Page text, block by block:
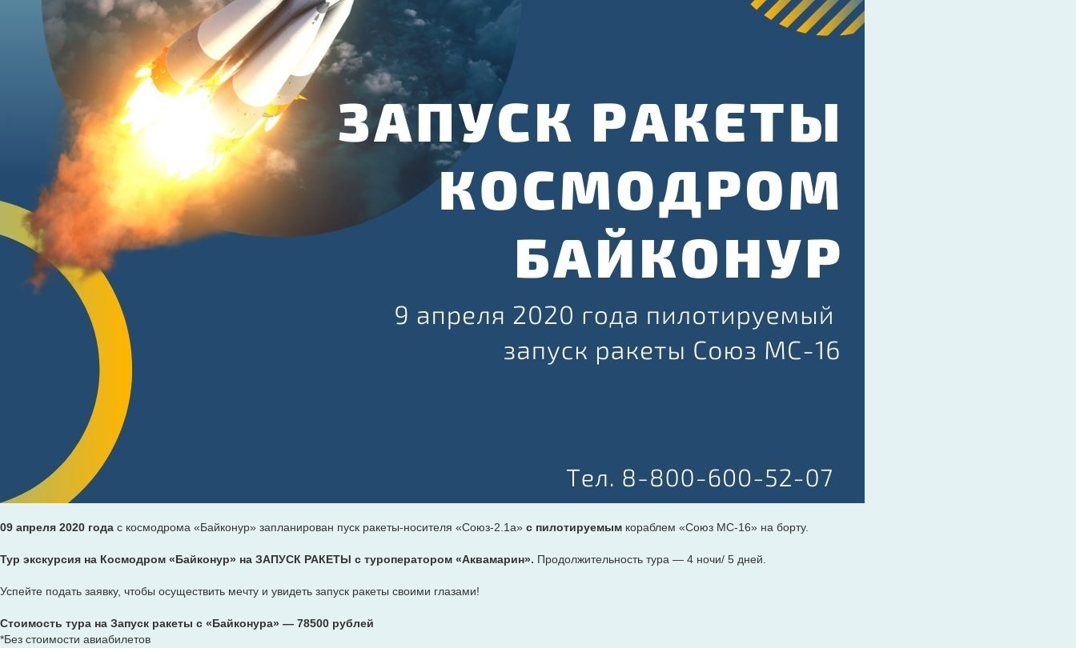
09 апреля 2020 года с космодрома «Байконур» запланирован пуск ракеты-носителя «Союз-2.1а» с пилотируемым кораблем «Союз МС-16» на борту.
Тур экскурсия на Космодром «Байконур» на ЗАПУСК РАКЕТЫ с туроператором «Аквамарин». Продолжительность тура — 4 ночи/ 5 дней.
Успейте подать заявку, чтобы осуществить мечту и увидеть запуск ракеты своими глазами!
Стоимость тура на Запуск ракеты с «Байконура» — 78500 рублей
*Без стоимости авиабилетов